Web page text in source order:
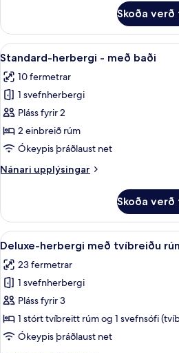
-
með
baði
herbergi
með
tvíbreiðu
með
baði
Skoða
Skoða
allar
myndir
fyrir
Standard-
herbergi
-
baði
9
Standard-herbergi - með baði
10 fermetrar
1 svefnherbergi
Pláss fyrir 2
2 einbreið rúm
Ókeypis þráðlaust net
Nánari upplýsingar
Nánari
herbergi
með
Skoða
Skoða
allar
myndir
fyrir
Deluxe-
herbergi
með
9
Deluxe-herbergi með tvíbreiðu
23 fermetrar
1 svefnherbergi
Pláss fyrir 3
1 stórt tvíbreitt rúm og 1 svefnsófi
Ókeypis þráðlaust net